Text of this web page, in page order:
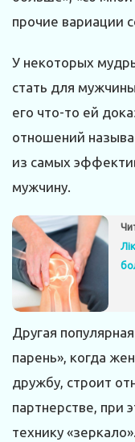
прочие вариации
У некоторых
стать для
его что-то ей
отношений
из самых
мужчину.
Другая
парень», когда
дружбу, строит
партнерстве, при
технику